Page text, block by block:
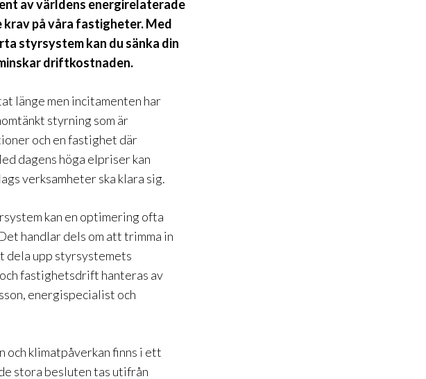
av världens energirelaterade
på våra fastigheter. Med
styrsystem kan du sänka din
driftkostnaden.
länge men incitamenten har
styrning som är
och en fastighet där
dagens höga elpriser kan
verksamheter ska klara sig.
kan en optimering ofta
handlar dels om att trimma in
dela upp styrsystemets
fastighetsdrift hanteras av
energispecialist och
klimatpåverkan finns i ett
stora besluten tas utifrån